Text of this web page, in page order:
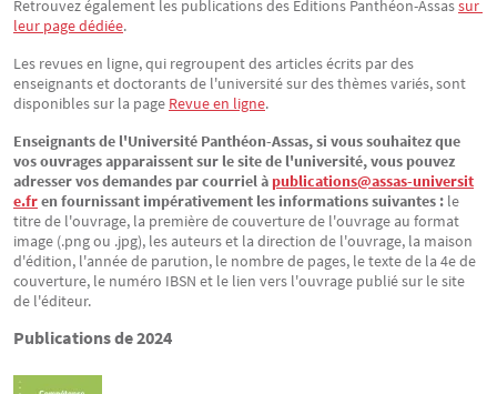
Retrouvez également les publications des Éditions Panthéon-Assassur
leur page dédiée.
Les revues en ligne, qui regroupent des articles écrits par des
enseignants et doctorants de l'université sur des thèmes variés, sont
disponibles sur la page Revue en ligne.
Enseignants de l'Université Panthéon-Assas, si vous souhaitez que
vos ouvrages apparaissent sur le site de l'université, vous pouvez
adresser vos demandes par courriel à publications@assas-universit
e.fren fournissant impérativement les informations suivantes : le
titre de l'ouvrage, la première de couverture de l'ouvrage au format
image (.png ou .jpg), les auteurs et la direction de l'ouvrage, la maison
d'édition, l'année de parution, le nombre de pages, le texte de la 4e de
couverture, le numéro IBSN et le lien vers l'ouvrage publié sur le site
de l'éditeur.
Publications de 2024